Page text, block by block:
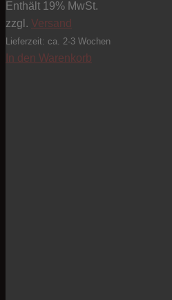
Enthält 19% MwSt.
zzgl. Versand
Lieferzeit: ca. 2-3 Wochen
In den Warenkorb